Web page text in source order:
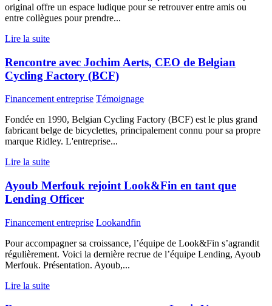
original offre un espace ludique pour se retrouver entre amis ou
entre collègues pour prendre...
Lire la suite
Rencontre avec Jochim Aerts, CEO de Belgian
Cycling Factory (BCF)
Financement entreprise Témoignage
Fondée en 1990, Belgian Cycling Factory (BCF) est le plus grand
fabricant belge de bicyclettes, principalement connu pour sa propre
marque Ridley. L'entreprise...
Lire la suite
Ayoub Merfouk rejoint Look&Fin en tant que
Lending Officer
Financement entreprise Lookandfin
Pour accompagner sa croissance, l’équipe de Look&Fin s’agrandit
régulièrement. Voici la dernière recrue de l’équipe Lending, Ayoub
Merfouk. Présentation. Ayoub,...
Lire la suite